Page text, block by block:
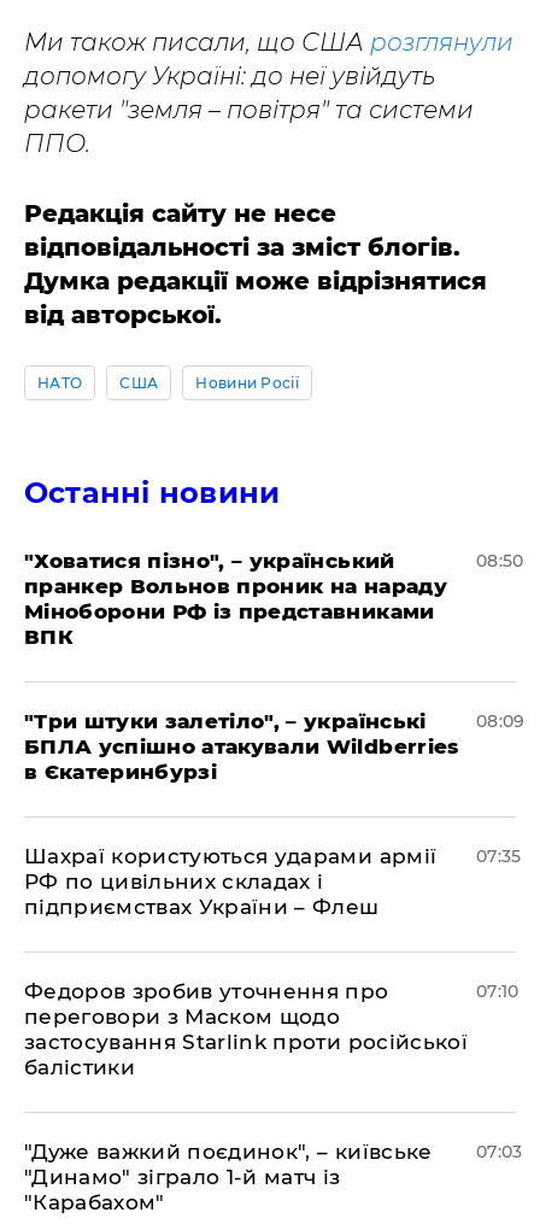
Ми також писали, що США розглянули
допомогу Україні: до неї увійдуть
ракети "земля – повітря" та системи
ППО.
Редакція сайту не несе
відповідальності за зміст блогів.
Думка редакції може відрізнятися
від авторської.
НАТО США Новини Росії
Останні новини
"Ховатися пізно", – український
пранкер Вольнов проник на нараду
Міноборони РФ із представниками
ВПК
08:50
"Три штуки залетіло", – українські
БПЛА успішно атакували Wildberries
в Єкатеринбурзі
08:09
Шахраї користуються ударами армії
РФ по цивільних складах і
підприємствах України – Флеш
07:35
Федоров зробив уточнення про
переговори з Маском щодо
застосування Starlink проти російської
балістики
07:10
"Дуже важкий поєдинок", – київське
"Динамо" зіграло 1-й матч із
"Карабахом"
07:03